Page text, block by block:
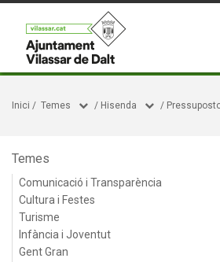
Inici / Temes / Hisenda /
Temes
Comunicació i Transparència
Cultura i Festes
Turisme
Infància i Joventut
Gent Gran